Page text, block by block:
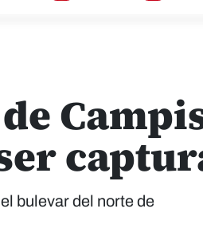
bulevar del norte de